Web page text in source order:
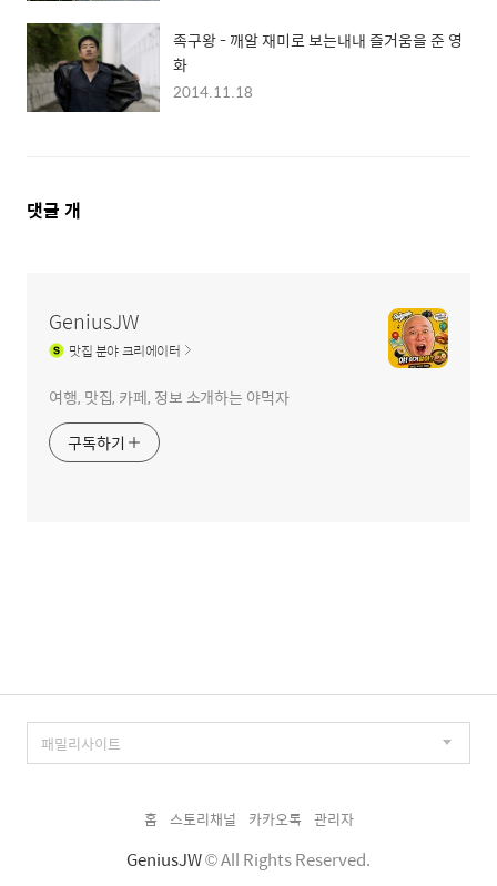
족구왕 - 깨알 재미로 보는내내 즐거움을 준 영
화
2014.11.18
댓
댓글 개
GeniusJW
맛집분야 크리에이터
여행, 맛집, 카페, 정보 소개하는 야먹자
구독하기
홈 스토리채널 카카오톡 관리자
GeniusJW© All Rights Reserved.